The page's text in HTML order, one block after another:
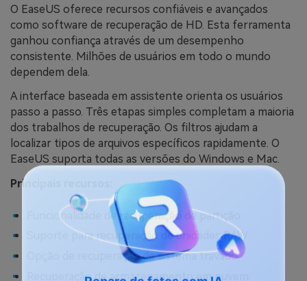
O EaseUS oferece recursos confiáveis e avançados
como software de recuperação de HD. Esta ferramenta
ganhou confiança através de um desempenho
consistente. Milhões de usuários em todo o mundo
dependem dela.
A interface baseada em assistente orienta os usuários
passo a passo. Três etapas simples completam a maioria
dos trabalhos de recuperação. Os filtros ajudam a
localizar tipos de arquivos específicos rapidamente. O
EaseUS suporta todas as versões do Windows e Mac.
Principais recursos:
Funcionalidade de recuperação de partição
Suporte para recuperação de unidades RAW
Opção de recuperação de sistema travado
Recuperação de armazenamento em nuvem